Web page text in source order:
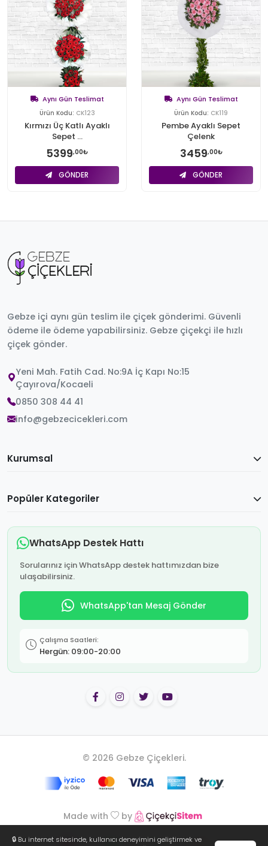
Aynı Gün Teslimat
Ürün Kodu: CK123
Kırmızı Üç Katlı Ayaklı
Sepet ...
5399,00₺
GÖNDER
Aynı Gün Teslimat
Ürün Kodu: CK119
Pembe Ayaklı Sepet
Çelenk
3459,00₺
GÖNDER
Gebze içi aynı gün teslim ile çiçek gönderimi. Güvenli
ödeme ile ödeme yapabilirsiniz. Gebze çiçekçi ile hızlı
çiçek gönder.
Yeni Mah. Fatih Cad. No:9A İç Kapı No:15
Çayırova/Kocaeli
0850 308 44 41
info@gebzecicekleri.com
Kurumsal
Popüler Kategoriler
WhatsApp Destek Hattı
Sorularınız için WhatsApp destek hattımızdan bize
ulaşabilirsiniz.
WhatsApp'tan Mesaj Gönder
Çalışma Saatleri:
Hergün: 09:00-20:00
© 2026 Gebze Çiçekleri.
Made with by
🔒 Bu internet sitesinde, kullanıcı deneyimini geliştirmek ve